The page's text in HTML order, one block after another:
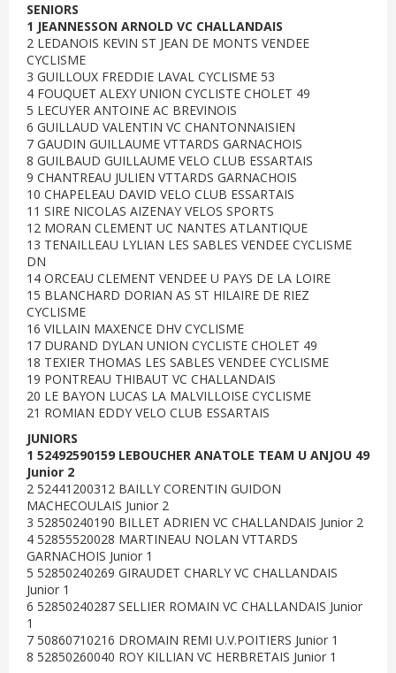
SENIORS
1 JEANNESSON ARNOLD VC CHALLANDAIS
2 LEDANOIS KEVIN ST JEAN DE MONTS VENDEE
CYCLISME
3 GUILLOUX FREDDIE LAVAL CYCLISME 53
4 FOUQUET ALEXY UNION CYCLISTE CHOLET 49
5 LECUYER ANTOINE AC BREVINOIS
6 GUILLAUD VALENTIN VC CHANTONNAISIEN
7 GAUDIN GUILLAUME VTTARDS GARNACHOIS
8 GUILBAUD GUILLAUME VELO CLUB ESSARTAIS
9 CHANTREAU JULIEN VTTARDS GARNACHOIS
10 CHAPELEAU DAVID VELO CLUB ESSARTAIS
11 SIRE NICOLAS AIZENAY VELOS SPORTS
12 MORAN CLEMENT UC NANTES ATLANTIQUE
13 TENAILLEAU LYLIAN LES SABLES VENDEE CYCLISME
DN
14 ORCEAU CLEMENT VENDEE U PAYS DE LA LOIRE
15 BLANCHARD DORIAN AS ST HILAIRE DE RIEZ
CYCLISME
16 VILLAIN MAXENCE DHV CYCLISME
17 DURAND DYLAN UNION CYCLISTE CHOLET 49
18 TEXIER THOMAS LES SABLES VENDEE CYCLISME
19 PONTREAU THIBAUT VC CHALLANDAIS
20 LE BAYON LUCAS LA MALVILLOISE CYCLISME
21 ROMIAN EDDY VELO CLUB ESSARTAIS
JUNIORS
1 52492590159 LEBOUCHER ANATOLE TEAM U ANJOU 49
Junior 2
2 52441200312 BAILLY CORENTIN GUIDON
MACHECOULAIS Junior 2
3 52850240190 BILLET ADRIEN VC CHALLANDAIS Junior 2
4 52855520028 MARTINEAU NOLAN VTTARDS
GARNACHOIS Junior 1
5 52850240269 GIRAUDET CHARLY VC CHALLANDAIS
Junior 1
6 52850240287 SELLIER ROMAIN VC CHALLANDAIS Junior
1
7 50860710216 DROMAIN REMI U.V.POITIERS Junior 1
8 52850260040 ROY KILLIAN VC HERBRETAIS Junior 1